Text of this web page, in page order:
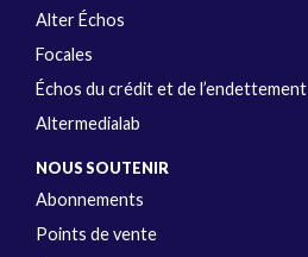
Alter Échos
Focales
Échos du crédit et de l’endettement
Altermedialab
NOUS SOUTENIR
Abonnements
Points de vente